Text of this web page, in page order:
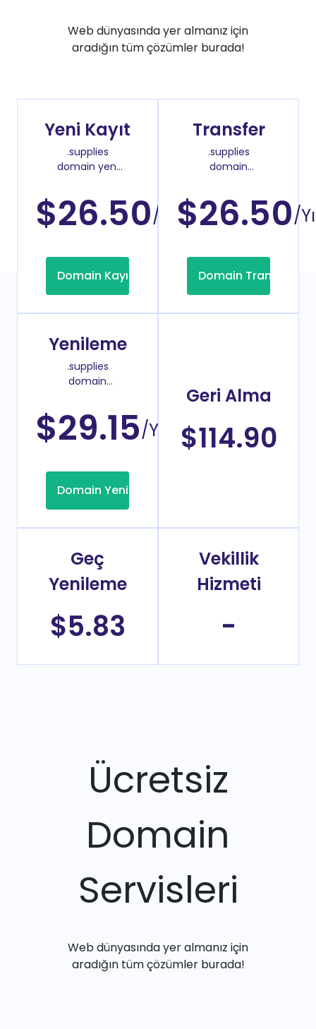
Web dünyasında yer almanız için
aradığın tüm çözümler burada!
Yeni Kayıt
.supplies
domain yeni
$26.50/Yıl
Domain Kayıt
Transfer
.supplies
domain
$26.50/
Domain Transfer
Yenileme
.supplies
domain
fiyatı
$29.15/Yıl
Domain Yenileme
Geri Alma
$114.90
Geç
Yenileme
$5.83
Vekillik
Hizmeti
-
Ücretsiz
Domain
Servisleri
Web dünyasında yer almanız için
aradığın tüm çözümler burada!